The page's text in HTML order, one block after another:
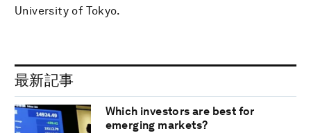
University of Tokyo.
最新記事
Which investors are best for
emerging markets?